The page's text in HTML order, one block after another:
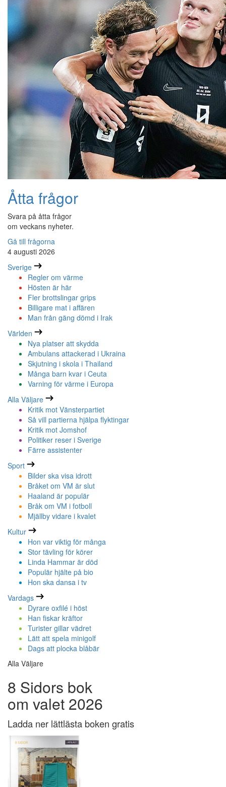
Åtta frågor
Svara på åtta frågor
om veckans nyheter.
Gå till frågorna
4 augusti 2026
Sverige
Regler om värme
Hösten är här
Fler brottslingar grips
Billigare mat i affären
Man från gäng dömd i Irak
Världen
Nya platser att skydda
Ambulans attackerad i Ukraina
Skjutning i skola i Thailand
Många barn kvar i Ceuta
Varning för värme i Europa
Alla Väljare
Kritik mot Vänsterpartiet
Så vill partierna hjälpa flyktingar
Kritik mot Jomshof
Politiker reser i Sverige
Färre assistenter
Sport
Bilder ska visa idrott
Bråket om VM är slut
Haaland är populär
Bråk om VM i fotboll
Mjällby vidare i kvalet
Kultur
Hon var viktig för många
Stor tävling för körer
Linda Hammar är död
Populär hjälte på bio
Hon ska dansa i tv
Vardags
Dyrare oxfilé i höst
Han fiskar kräftor
Turister gillar vädret
Lätt att spela minigolf
Dags att plocka blåbär
Alla Väljare
8 Sidors bok
om valet 2026
Ladda ner lättlästa boken gratis